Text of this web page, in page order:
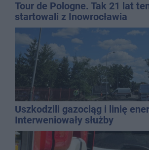
Tour de Pologne. Tak 21 lat
startowali z Inowrocławia
Uszkodzili gazociąg i linię
Interweniowały służby